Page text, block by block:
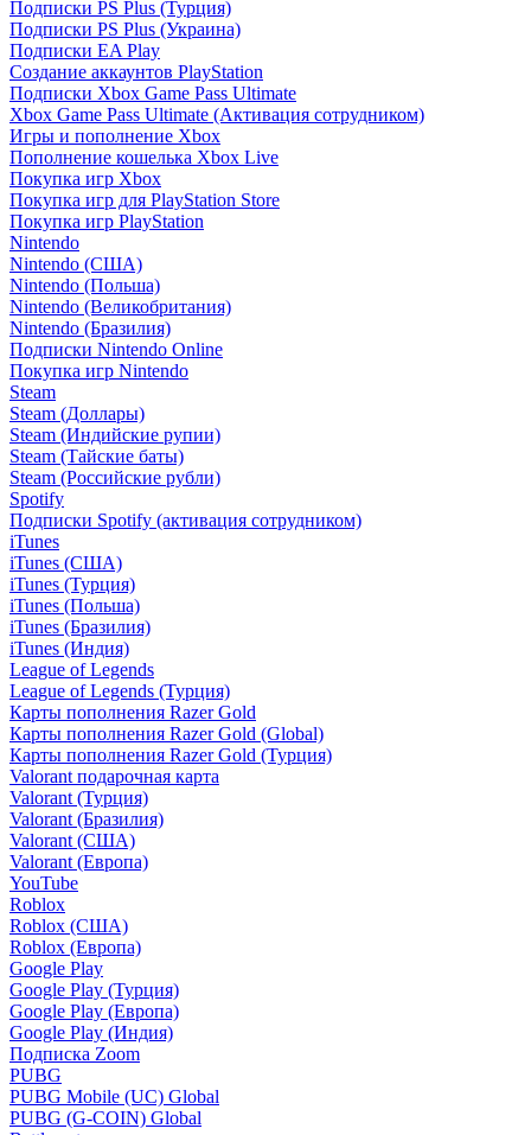
Подписки PS Plus (Турция)
Подписки PS Plus (Украина)
Подписки EA Play
Создание аккаунтов PlayStation
Подписки Xbox Game Pass Ultimate
Xbox Game Pass Ultimate (Активация сотрудником)
Игры и пополнение Xbox
Пополнение кошелька Xbox Live
Покупка игр Xbox
Покупка игр для PlayStation Store
Покупка игр PlayStation
Nintendo
Nintendo (США)
Nintendo (Польша)
Nintendo (Великобритания)
Nintendo (Бразилия)
Подписки Nintendo Online
Покупка игр Nintendo
Steam
Steam (Доллары)
Steam (Индийские рупии)
Steam (Тайские баты)
Steam (Российские рубли)
Spotify
Подписки Spotify (активация сотрудником)
iTunes
iTunes (США)
iTunes (Турция)
iTunes (Польша)
iTunes (Бразилия)
iTunes (Индия)
League of Legends
League of Legends (Турция)
Карты пополнения Razer Gold
Карты пополнения Razer Gold (Global)
Карты пополнения Razer Gold (Турция)
Valorant подарочная карта
Valorant (Турция)
Valorant (Бразилия)
Valorant (США)
Valorant (Европа)
YouTube
Roblox
Roblox (США)
Roblox (Европа)
Google Play
Google Play (Турция)
Google Play (Европа)
Google Play (Индия)
Подписка Zoom
PUBG
PUBG Mobile (UC) Global
PUBG (G-COIN) Global